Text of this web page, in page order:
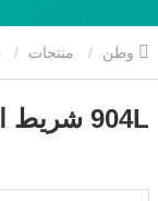
منتجات
الفولاذ المقاوم للصدأ
904L شريط الفولاذ المقاوم للصدأ